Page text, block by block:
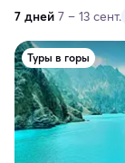
7 дней 7 – 13 сент.
Туры в горы